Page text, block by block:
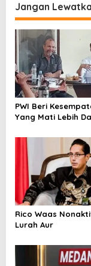
g
a
s
i
p
o
s
Jangan
PWI Beri
Yang Mati Lebih
Rico Waas
Lurah Aur